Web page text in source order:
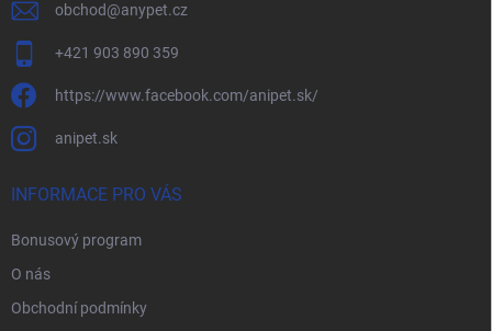
obchod@anypet.cz
+421 903 890 359
https://www.facebook.com/anipet.sk/
anipet.sk
INFORMACE PRO VÁS
Bonusový program
O nás
Obchodní podmínky